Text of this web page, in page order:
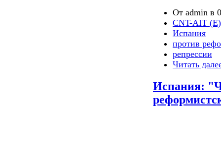
От admin в
CNT-AIT (E)
Испания
против
репрессии
Читать
Испания: